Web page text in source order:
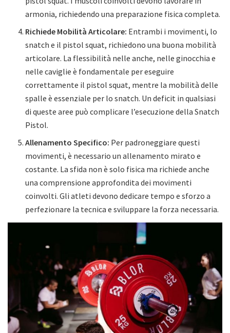
armonia, richiedendo una preparazione fisica completa.
Richiede Mobilità Articolare: Entrambi i movimenti, lo
snatch e il pistol squat, richiedono una buona mobilità
articolare. La flessibilità nelle anche, nelle ginocchia e
nelle caviglie è fondamentale per eseguire
correttamente il pistol squat, mentre la mobilità delle
spalle è essenziale per lo snatch. Un deficit in qualsiasi
di queste aree può complicare l’esecuzione della Snatch
Pistol.
Allenamento Specifico: Per padroneggiare questi
movimenti, è necessario un allenamento mirato e
costante. La sfida non è solo fisica ma richiede anche
una comprensione approfondita dei movimenti
coinvolti. Gli atleti devono dedicare tempo e sforzo a
perfezionare la tecnica e sviluppare la forza necessaria.